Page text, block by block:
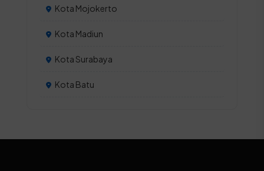
Kota Mojokerto
Kota Madiun
Kota Surabaya
Kota Batu